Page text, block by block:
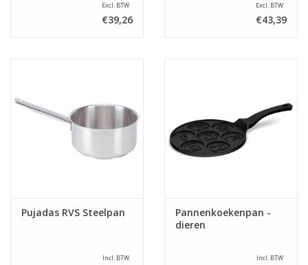
Excl. BTW
€39,26
Excl. BTW
€43,39
Pujadas RVS Steelpan
Incl. BTW
Pannenkoekenpan -
dieren
Incl. BTW